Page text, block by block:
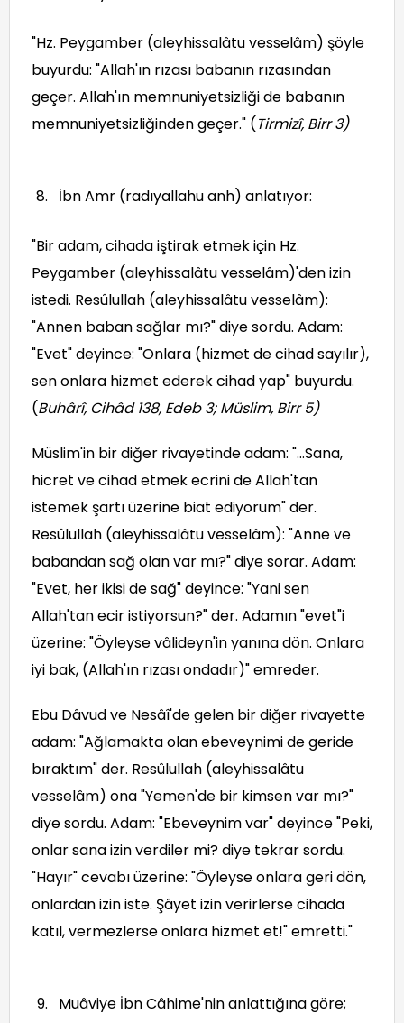
"Hz. Peygamber (aleyhissalâtu vesselâm) şöyle
buyurdu: "Allah'ın rızası babanın rızasından
geçer. Allah'ın memnuniyetsizliği de babanın
memnuniyetsizliğinden geçer." (Tirmizî, Birr 3)
İbn Amr (radıyallahu anh) anlatıyor:
"Bir adam, cihada iştirak etmek için Hz.
Peygamber (aleyhissalâtu vesselâm)'den izin
istedi. Resûlullah (aleyhissalâtu vesselâm):
"Annen baban sağlar mı?" diye sordu. Adam:
"Evet" deyince: "Onlara (hizmet de cihad sayılır),
sen onlara hizmet ederek cihad yap" buyurdu.
(Buhârî, Cihâd 138, Edeb 3; Müslim, Birr 5)
Müslim'in bir diğer rivayetinde adam: "...Sana,
hicret ve cihad etmek ecrini de Allah'tan
istemek şartı üzerine biat ediyorum" der.
Resûlullah (aleyhissalâtu vesselâm): "Anne ve
babandan sağ olan var mı?" diye sorar. Adam:
"Evet, her ikisi de sağ" deyince: "Yani sen
Allah'tan ecir istiyorsun?" der. Adamın "evet"i
üzerine: "Öyleyse vâlideyn'in yanına dön. Onlara
iyi bak, (Allah'ın rızası ondadır)" emreder.
Ebu Dâvud ve Nesâî'de gelen bir diğer rivayette
adam: "Ağlamakta olan ebeveynimi de geride
bıraktım" der. Resûlullah (aleyhissalâtu
vesselâm) ona "Yemen'de bir kimsen var mı?"
diye sordu. Adam: "Ebeveynim var" deyince "Peki,
onlar sana izin verdiler mi? diye tekrar sordu.
"Hayır" cevabı üzerine: "Öyleyse onlara geri dön,
onlardan izin iste. Şâyet izin verirlerse cihada
katıl, vermezlerse onlara hizmet et!" emretti."
Muâviye İbn Câhime'nin anlattığına göre;